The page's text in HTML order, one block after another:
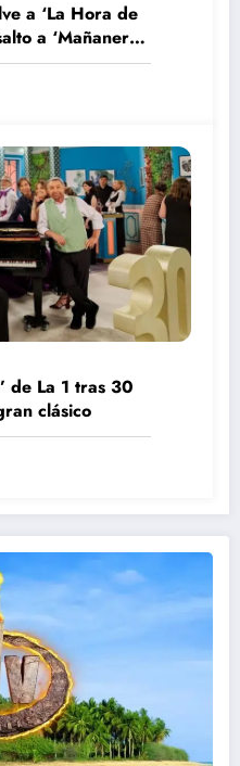
a ‘La Hora de
a ‘Mañaneros
de La 1 tras 30
clásico